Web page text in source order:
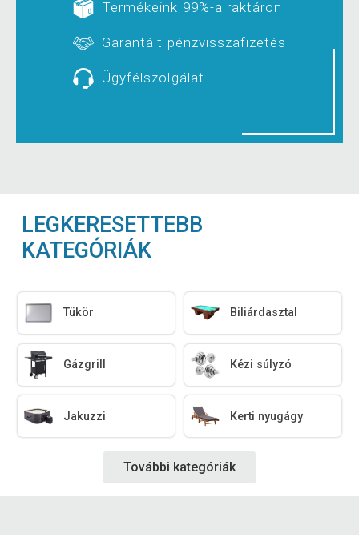
Termékeink 99%-a raktáron
Garantált pénzvisszafizetés
Ügyfélszolgálat
LEGKERESETTEBB
KATEGÓRIÁK
Tükör Biliárdasztal
Gázgrill Kézi súlyzó
Jakuzzi Kerti nyugágy
További kategóriák